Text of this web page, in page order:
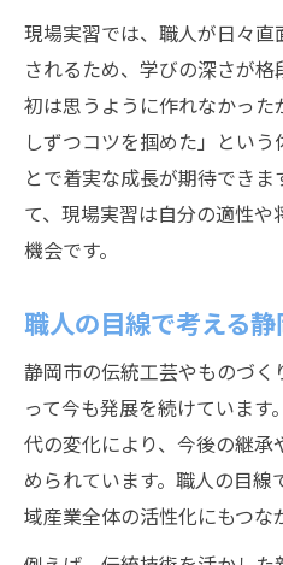
現場実習では、職人が日々
されるため、学びの深さが
初は思うように作れなかっ
しずつコツを掴めた」とい
とで着実な成長が期待でき
て、現場実習は自分の適性
機会です。
職人の目線で考える
静岡市の伝統工芸やものづ
って今も発展を続けていま
代の変化により、今後の継
められています。職人の目
域産業全体の活性化にもつな